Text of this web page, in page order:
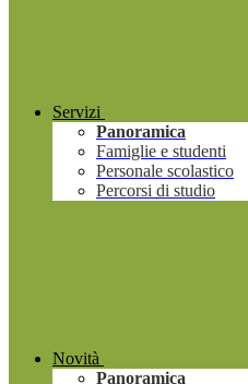
Servizi
Panoramica
Famiglie e studenti
Personale scolastico
Percorsi di studio
Novità
Panoramica